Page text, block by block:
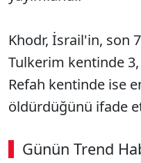
Khodr, İsrail'in, son
Tulkerim kentinde
Refah kentinde ise
öldürdüğünü ifade
Günün Trend
00:02 / 08:06